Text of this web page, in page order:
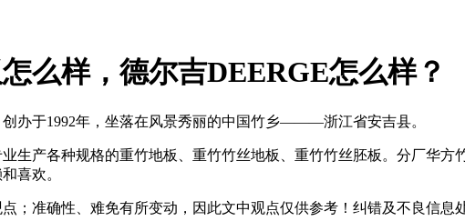
么样，德尔吉DEERGE怎么样？
办于1992年，坐落在风景秀丽的中国竹乡———浙江省安吉县。
生产各种规格的重竹地板、重竹竹丝地板、重竹竹丝胚板。分厂华
喜欢。
点；准确性、难免有所变动，因此文中观点仅供参考 ！纠错及不良信息